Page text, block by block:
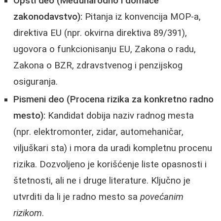
zakonodavstvo): Pitanja iz konvencija MOP-a,
direktiva EU (npr. okvirna direktiva 89/391),
ugovora o funkcionisanju EU, Zakona o radu,
Zakona o BZR, zdravstvenog i penzijskog
osiguranja.
Pismeni deo (Procena rizika za konkretno radno
mesto): Kandidat dobija naziv radnog mesta
(npr. elektromonter, zidar, automehaničar,
viljuškari sta) i mora da uradi kompletnu procenu
rizika. Dozvoljeno je korišćenje liste opasnosti i
štetnosti, ali ne i druge literature. Ključno je
utvrditi da li je radno mesto sa povećanim
rizikom.